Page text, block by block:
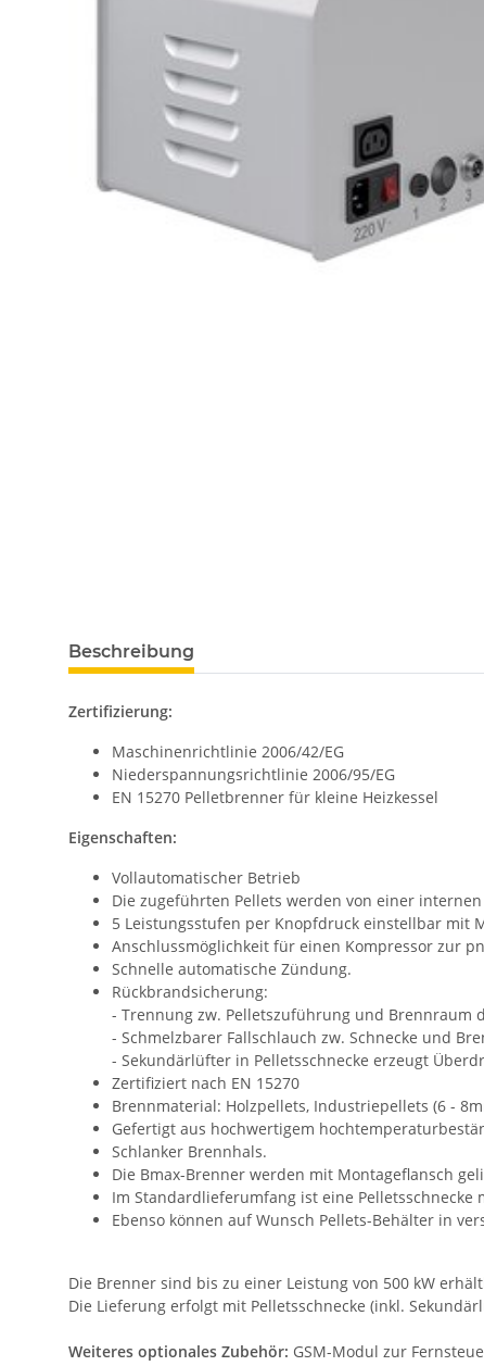
Beschreibung
Zertifizierung:
Maschinenrichtlinie 2006/42/EG
Niederspannungsrichtlinie 2006/95/EG
EN 15270 Pelletbrenner für kleine Heizkessel
Eigenschaften:
Vollautomatischer Betrieb
Die zugeführten Pellets werden von einer
5 Leistungsstufen per Knopfdruck einstellbar mit
Anschlussmöglichkeit für einen Kompressor zur
Schnelle automatische Zündung.
Rückbrandsicherung:
- Trennung zw. Pelletszuführung und Brennraum
- Schmelzbarer Fallschlauch zw. Schnecke und
- Sekundärlüfter in Pelletsschnecke erzeugt
Zertifiziert nach EN 15270
Brennmaterial: Holzpellets, Industriepellets (6 -
Gefertigt aus hochwertigem
Schlanker Brennhals.
Die Bmax-Brenner werden mit Montageflansch
Im Standardlieferumfang ist eine
Ebenso können auf Wunsch Pellets-Behälter in
Die Brenner sind bis zu einer Leistung von 500 kW
Die Lieferung erfolgt mit Pelletsschnecke (inkl.
Weiteres optionales Zubehör: GSM-Modul zur